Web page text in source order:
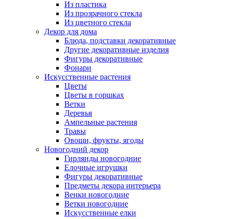
Из пластика
Из прозрачного стекла
Из цветного стекла
Декор для дома
Блюда, подставки декоративные
Другие декоративные изделия
Фигуры декоративные
Фонари
Искусственные растения
Цветы
Цветы в горшках
Ветки
Деревья
Ампельные растения
Травы
Овощи, фрукты, ягоды
Новогодний декор
Гирлянды новогодние
Елочные игрушки
Фигуры декоративные
Предметы декора интерьера
Венки новогодние
Ветки новогодние
Искусственные елки